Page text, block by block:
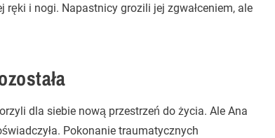
ręki i nogi. Napastnicy grozili jej zgwałceniem, ale
dla siebie nową przestrzeń do życia. Ale Ana
Pokonanie traumatycznych